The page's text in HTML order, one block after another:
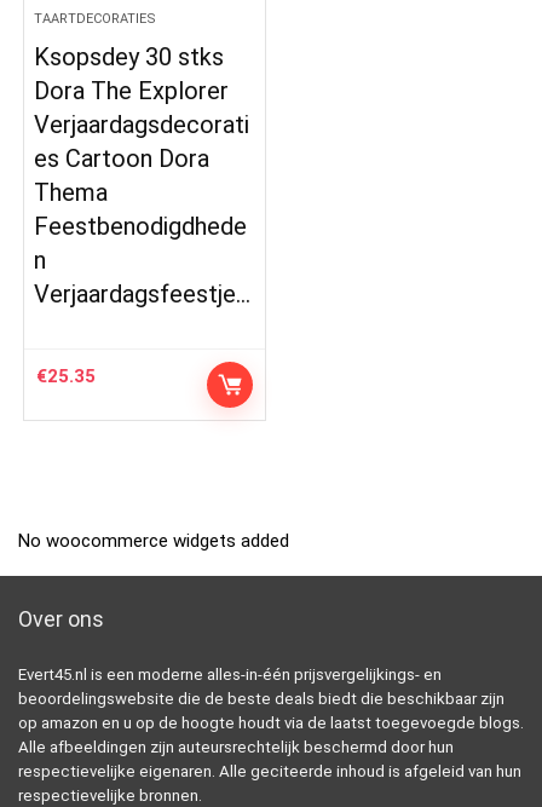
TAARTDECORATIES
Ksopsdey 30 stks
Dora The Explorer
Verjaardagsdecorati
es Cartoon Dora
Thema
Feestbenodigdhede
n
Verjaardagsfeestje…
€25.35
No woocommerce widgets added
Over ons
Evert45.nl is een moderne alles-in-één prijsvergelijkings- en
beoordelingswebsite die de beste deals biedt die beschikbaar zijn
op amazon en u op de hoogte houdt via de laatst toegevoegde blogs.
Alle afbeeldingen zijn auteursrechtelijk beschermd door hun
respectievelijke eigenaren. Alle geciteerde inhoud is afgeleid van hun
respectievelijke bronnen.